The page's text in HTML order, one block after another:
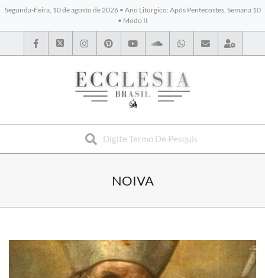
Segunda-Feira, 10 de agosto de 2026 • Ano Litúrgico: Após Pentecostes, Semana 10
• Modo II
BYBLOS
NOIVA